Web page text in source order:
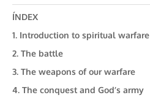
ÍNDEX
1. Introduction to spiritual warfare
2. The battle
3. The weapons of our warfare
4. The conquest and God’s army